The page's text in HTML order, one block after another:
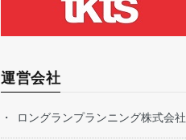
運営会社
ロングランプランニング株式会社